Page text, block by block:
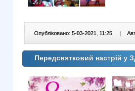
Опубліковано: 5-03-2021, 11:25 |
Передсвятковий настрій у